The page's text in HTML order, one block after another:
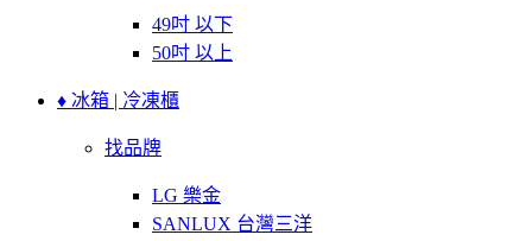
49吋 以下
50吋 以上
♦ 冰箱 | 冷凍櫃
找品牌
LG 樂金
SANLUX 台灣三洋